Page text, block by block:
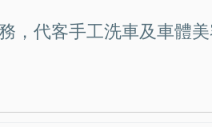
，代客手工洗車及車體